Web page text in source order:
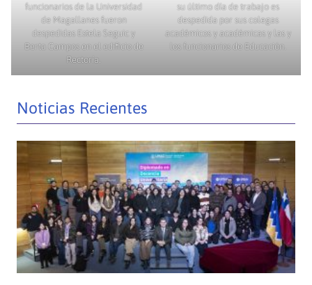
funcionarios de la Universidad
de Magallanes fueron
despedidas Estela Seguic y
Berta Campos en el edificio de
Rectoría.
su último día de trabajo es
despedida por sus colegas
académicos y académicas y las y
los funcionarios de Educación.
Noticias Recientes